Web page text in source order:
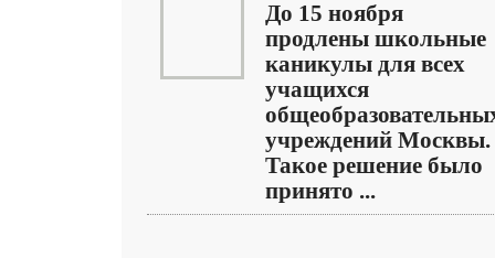
До 15 ноября
продлены школьные
каникулы для всех
учащихся
учреждений Москвы.
Такое решение было
принято ...